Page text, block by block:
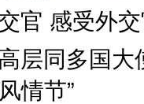
官 感受外
层同多国
情节”